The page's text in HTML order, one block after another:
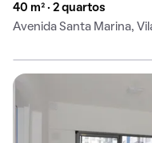
40 m² · 2 quartos
Avenida Santa Marina,